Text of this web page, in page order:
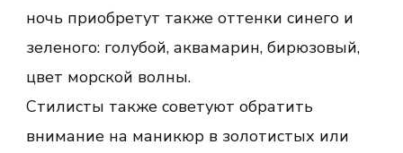
ночь приобретут также оттенки синего и
зеленого: голубой, аквамарин, бирюзовый,
цвет морской волны.
Стилисты также советуют обратить
внимание на маникюр в золотистых или